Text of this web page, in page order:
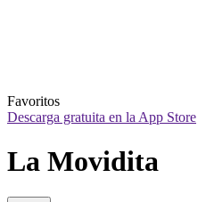
Favoritos
Descarga gratuita en la App Store
La Movidita